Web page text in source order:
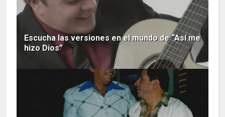
Escucha las versiones en el mundo de “Así me
hizo Dios”